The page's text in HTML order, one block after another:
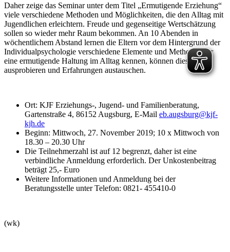
Daher zeige das Seminar unter dem Titel „Ermutigende Erziehung“
viele verschiedene Methoden und Möglichkeiten, die den Alltag mit
Jugendlichen erleichtern. Freude und gegenseitige Wertschätzung
sollen so wieder mehr Raum bekommen. An 10 Abenden in
wöchentlichem Abstand lernen die Eltern vor dem Hintergrund der
Individualpsychologie verschiedene Elemente und Methoden für
eine ermutigende Haltung im Alltag kennen, können diese
ausprobieren und Erfahrungen austauschen.
Ort: KJF Erziehungs-, Jugend- und Familienberatung,
Gartenstraße 4, 86152 Augsburg, E-Mail eb.augsburg@kjf-
kjh.de
Beginn: Mittwoch, 27. November 2019; 10 x Mittwoch von
18.30 – 20.30 Uhr
Die Teilnehmerzahl ist auf 12 begrenzt, daher ist eine
verbindliche Anmeldung erforderlich. Der Unkostenbeitrag
beträgt 25,- Euro
Weitere Informationen und Anmeldung bei der
Beratungsstelle unter Telefon: 0821- 455410-0
(wk)